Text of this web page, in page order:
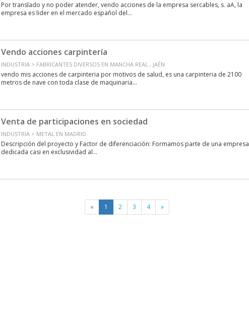
Por translado y no poder atender, vendo acciones de la empresa sercables, s. aA, la
empresa es lider en el mercado español del...
Vendo acciones carpintería
INDUSTRIA > FABRICANTES DIVERSOS EN MANCHA REAL , JAÉN
vendo mis acciones de carpinteria por motivos de salud, es una carpinteria de 2100
metros de nave con toda clase de maquinaria...
Venta de participaciones en sociedad
INDUSTRIA > METAL EN MADRID
Descripción del proyecto y Factor de diferenciación: Formamos parte de una empresa
dedicada casi en exclusividad al...
« 1 2 3 4 »